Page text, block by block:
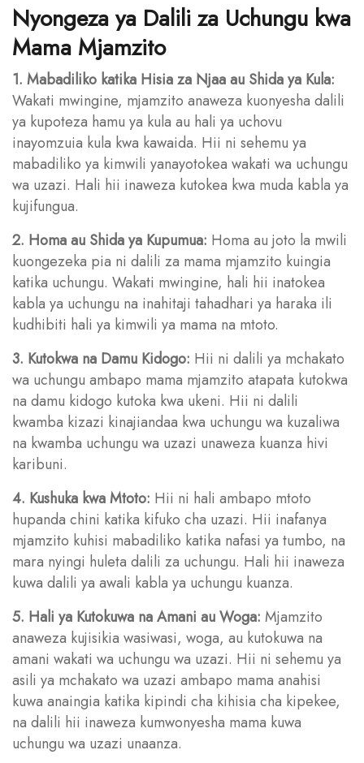
Nyongeza ya Dalili za Uchungu kwa
Mama Mjamzito
1. Mabadiliko katika Hisia za Njaa au Shida ya Kula:
Wakati mwingine, mjamzito anaweza kuonyesha dalili
ya kupoteza hamu ya kula au hali ya uchovu
inayomzuia kula kwa kawaida. Hii ni sehemu ya
mabadiliko ya kimwili yanayotokea wakati wa uchungu
wa uzazi. Hali hii inaweza kutokea kwa muda kabla ya
kujifungua.
2. Homa au Shida ya Kupumua: Homa au joto la mwili
kuongezeka pia ni dalili za mama mjamzito kuingia
katika uchungu. Wakati mwingine, hali hii inatokea
kabla ya uchungu na inahitaji tahadhari ya haraka ili
kudhibiti hali ya kimwili ya mama na mtoto.
3. Kutokwa na Damu Kidogo: Hii ni dalili ya mchakato
wa uchungu ambapo mama mjamzito atapata kutokwa
na damu kidogo kutoka kwa ukeni. Hii ni dalili
kwamba kizazi kinajiandaa kwa uchungu wa kuzaliwa
na kwamba uchungu wa uzazi unaweza kuanza hivi
karibuni.
4. Kushuka kwa Mtoto: Hii ni hali ambapo mtoto
hupanda chini katika kifuko cha uzazi. Hii inafanya
mjamzito kuhisi mabadiliko katika nafasi ya tumbo, na
mara nyingi huleta dalili za uchungu. Hali hii inaweza
kuwa dalili ya awali kabla ya uchungu kuanza.
5. Hali ya Kutokuwa na Amani au Woga: Mjamzito
anaweza kujisikia wasiwasi, woga, au kutokuwa na
amani wakati wa uchungu wa uzazi. Hii ni sehemu ya
asili ya mchakato wa uzazi ambapo mama anahisi
kuwa anaingia katika kipindi cha kihisia cha kipekee,
na dalili hii inaweza kumwonyesha mama kuwa
uchungu wa uzazi unaanza.